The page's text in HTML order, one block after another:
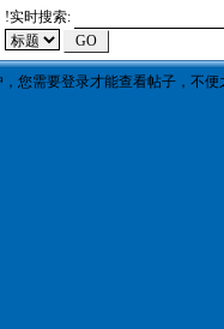
!实时搜索:
您需要登录才能查看帖子，不